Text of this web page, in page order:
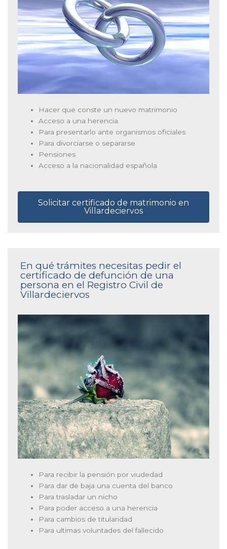
Hacer que conste un nuevo matrimonio
Acceso a una herencia
Para presentarlo ante organismos oficiales
Para divorciarse o separarse
Pensiones
Acceso a la nacionalidad española
Solicitar certificado de matrimonio en
Villardeciervos
En qué trámites necesitas pedir el
certificado de defunción de una
persona en el Registro Civil de
Villardeciervos
Para recibir la pensión por viudedad
Para dar de baja una cuenta del banco
Para trasladar un nicho
Para poder acceso a una herencia
Para cambios de titularidad
Para ultimas voluntades del fallecido